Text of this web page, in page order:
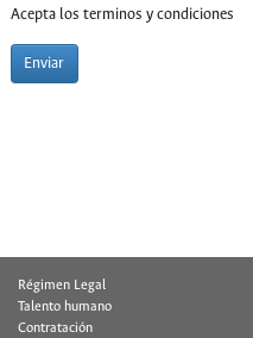
Acepta los terminos y condiciones
Enviar
Régimen Legal
Talento humano
Contratación